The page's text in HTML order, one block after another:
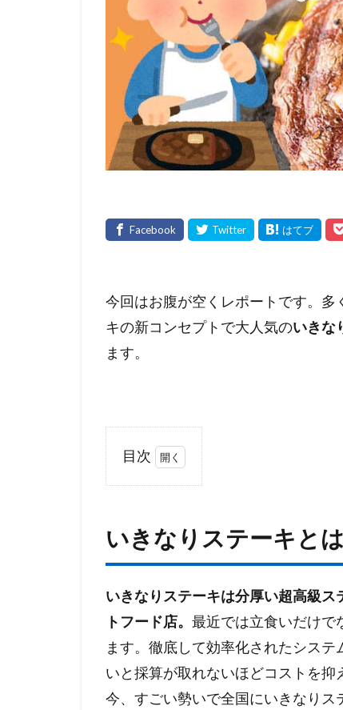
今回はお腹が空くレポートです。
キの新コンセプトで大人気のいきな
ます。
目次
キと
今
回
の
店
は
いきなりステーキと
いきなりステーキは分厚い超高級
トフード店。 最近では立食いだけで
ます。徹底して効率化されたシス
いと採算が取れないほどコストを抑
今、すごい勢いで全国にいきなり